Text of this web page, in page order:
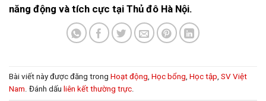
năng động và tích cực tại Thủ đô Hà Nội.
Bài viết này được đăng trong Hoạt động, Học bổng, Học tập, SV Việt
Nam. Đánh dấu liên kết thường trực.